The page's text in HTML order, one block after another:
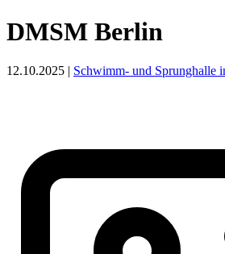
DMSM Berlin
12.10.2025 | Schwimm- und Sprunghalle